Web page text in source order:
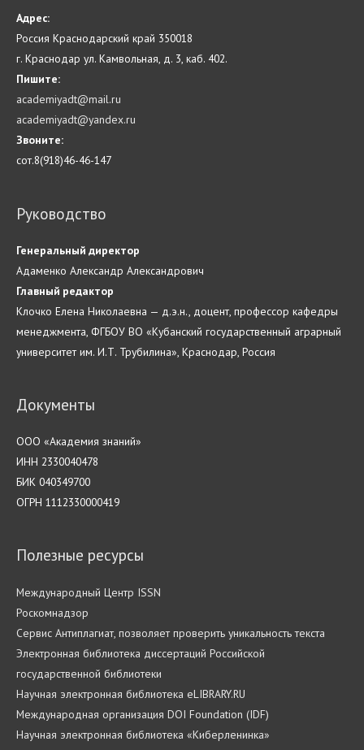
Адрес:
Россия Краснодарский край 350018
г. Краснодар ул. Камвольная, д. 3, каб. 402.
Пишите:
academiyadt@mail.ru
academiyadt@yandex.ru
Звоните:
сот.8(918)46-46-147
Руководство
Генеральный директор
Адаменко Александр Александрович
Главный редактор
Клочко Елена Николаевна — д.э.н., доцент, профессор кафедры
менеджмента, ФГБОУ ВО «Кубанский государственный аграрный
университет им. И.Т. Трубилина», Краснодар, Россия
Документы
ООО «Академия знаний»
ИНН 2330040478
БИК 040349700
ОГРН 1112330000419
Полезные ресурсы
Международный Центр ISSN
Роскомнадзор
Cервис Антиплагиат, позволяет проверить уникальность текста
Электронная библиотека диссертаций Российской
государственной библиотеки
Научная электронная библиотека eLIBRARY.RU
Международная организация DOI Foundation (IDF)
Научная электронная библиотека «Киберленинка»